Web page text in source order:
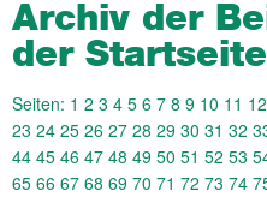
Archiv der
der Startseite
Seiten: 1 2 3 4 5 6 7 8 9 10 11 12
23 24 25 26 27 28 29 30 31 32
44 45 46 47 48 49 50 51 52 53
65 66 67 68 69 70 71 72 73 74